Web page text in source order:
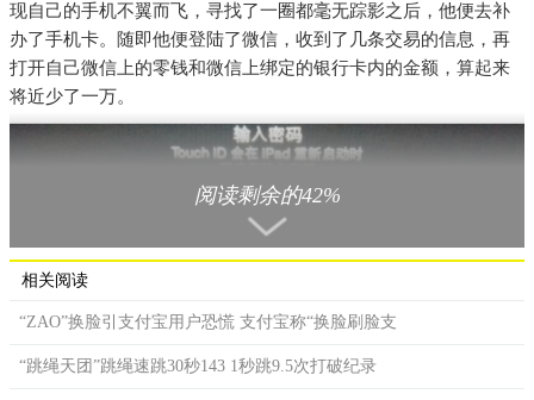
现自己的手机不翼而飞，寻找了一圈都毫无踪影之后，他便去补
办了手机卡。随即他便登陆了微信，收到了几条交易的信息，再
打开自己微信上的零钱和微信上绑定的银行卡内的金额，算起来
将近少了一万。
阅读剩余的42%
相关阅读
“ZAO”换脸引支付宝用户恐慌 支付宝称“换脸刷脸支
“跳绳天团”跳绳速跳30秒143 1秒跳9.5次打破纪录